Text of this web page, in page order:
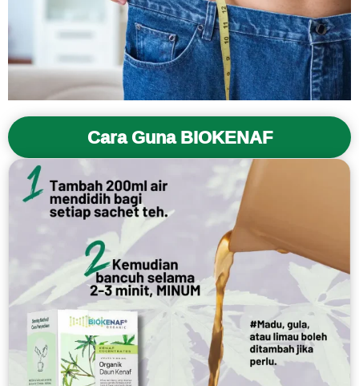
Cara Guna BIOKENAF